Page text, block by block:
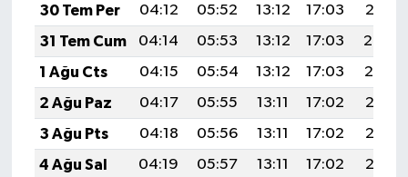
30 Tem Per
04:12 05:52 13:12 17:03
20:21
31 Tem Cum
04:14 05:53 13:12 17:03
20:20
1 Ağu Cts
04:15 05:54 13:12 17:03
20:19
2 Ağu Paz
04:17 05:55 13:11 17:02
20:18
3 Ağu Pts
04:18 05:56 13:11 17:02
20:17
4 Ağu Sal
04:19 05:57 13:11 17:02
20:16